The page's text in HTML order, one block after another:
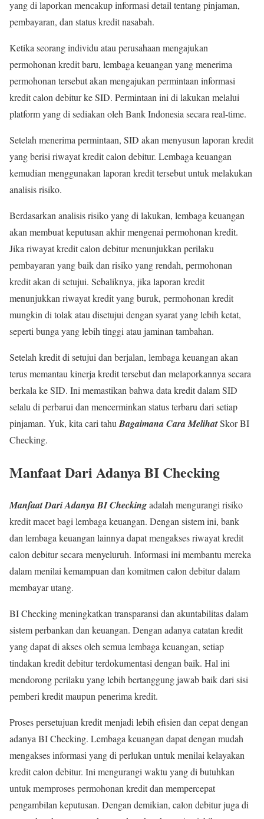
yang di laporkan mencakup informasi detail tentang pinjaman,
pembayaran, dan status kredit nasabah.
Ketika seorang individu atau perusahaan mengajukan
permohonan kredit baru, lembaga keuangan yang menerima
permohonan tersebut akan mengajukan permintaan informasi
kredit calon debitur ke SID. Permintaan ini di lakukan melalui
platform yang di sediakan oleh Bank Indonesia secara real-time.
Setelah menerima permintaan, SID akan menyusun laporan kredit
yang berisi riwayat kredit calon debitur. Lembaga keuangan
kemudian menggunakan laporan kredit tersebut untuk melakukan
analisis risiko.
Berdasarkan analisis risiko yang di lakukan, lembaga keuangan
akan membuat keputusan akhir mengenai permohonan kredit.
Jika riwayat kredit calon debitur menunjukkan perilaku
pembayaran yang baik dan risiko yang rendah, permohonan
kredit akan di setujui. Sebaliknya, jika laporan kredit
menunjukkan riwayat kredit yang buruk, permohonan kredit
mungkin di tolak atau disetujui dengan syarat yang lebih ketat,
seperti bunga yang lebih tinggi atau jaminan tambahan.
Setelah kredit di setujui dan berjalan, lembaga keuangan akan
terus memantau kinerja kredit tersebut dan melaporkannya secara
berkala ke SID. Ini memastikan bahwa data kredit dalam SID
selalu di perbarui dan mencerminkan status terbaru dari setiap
pinjaman. Yuk, kita cari tahu Bagaimana Cara MelihatSkor BI
Checking.
Manfaat Dari Adanya BI Checking
Manfaat Dari Adanya BI Checkingadalah mengurangi risiko
kredit macet bagi lembaga keuangan. Dengan sistem ini, bank
dan lembaga keuangan lainnya dapat mengakses riwayat kredit
calon debitur secara menyeluruh. Informasi ini membantu mereka
dalam menilai kemampuan dan komitmen calon debitur dalam
membayar utang.
BI Checking meningkatkan transparansi dan akuntabilitas dalam
sistem perbankan dan keuangan. Dengan adanya catatan kredit
yang dapat di akses oleh semua lembaga keuangan, setiap
tindakan kredit debitur terdokumentasi dengan baik. Hal ini
mendorong perilaku yang lebih bertanggung jawab baik dari sisi
pemberi kredit maupun penerima kredit.
Proses persetujuan kredit menjadi lebih efisien dan cepat dengan
adanya BI Checking. Lembaga keuangan dapat dengan mudah
mengakses informasi yang di perlukan untuk menilai kelayakan
kredit calon debitur. Ini mengurangi waktu yang di butuhkan
untuk memproses permohonan kredit dan mempercepat
pengambilan keputusan. Dengan demikian, calon debitur juga di